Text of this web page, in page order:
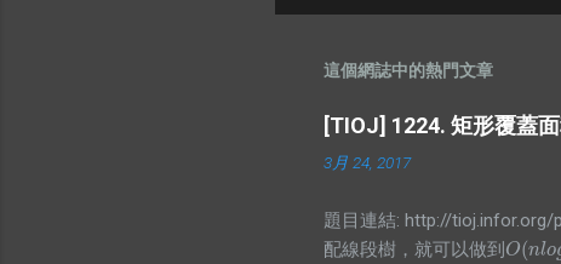
這個網誌中的熱門文章
[TIOJ] 1224. 矩形覆蓋
3月 24, 2017
題目連結: http://
配線段樹，就可以做到 O(nlo
O(nlog